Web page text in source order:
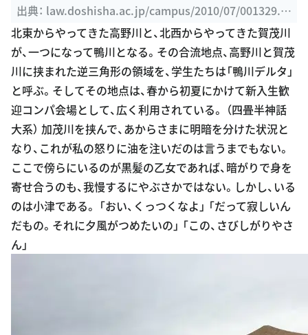
出典： law.doshisha.ac.jp/campus/2010/07/001329.ht
ml
北東からやってきた高野川と、北西からやってきた賀茂川
が、一つになって鴨川となる。その合流地点、高野川と賀茂
川に挟まれた逆三角形の領域を、学生たちは「鴨川デルタ」
と呼ぶ。そしてその地点は、春から初夏にかけて新入生歓
迎コンパ会場として、広く利用されている。 （四畳半神話
大系） 加茂川を挟んで、あからさまに明暗を分けた状況と
なり、これが私の怒りに油を注いだのは言うまでもない。
ここで傍らにいるのが黒髪の乙女であれば、暗がりで身を
寄せ合うのも、我慢するにやぶさかではない。しかし、いる
のは小津である。 「おい、くっつくなよ」 「だって寂しいん
だもの。それに夕風がつめたいの」 「この、さびしがりやさ
ん」